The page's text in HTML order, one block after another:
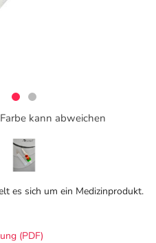
kann abweichen
es sich um ein Medizinprodukt.
(PDF)